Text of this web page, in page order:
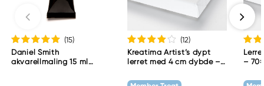
(15)
Daniel Smith
akvarellmaling 15 ml
(12)
Kreatima Artist’s dypt
lerret med 4 cm dybde –
–